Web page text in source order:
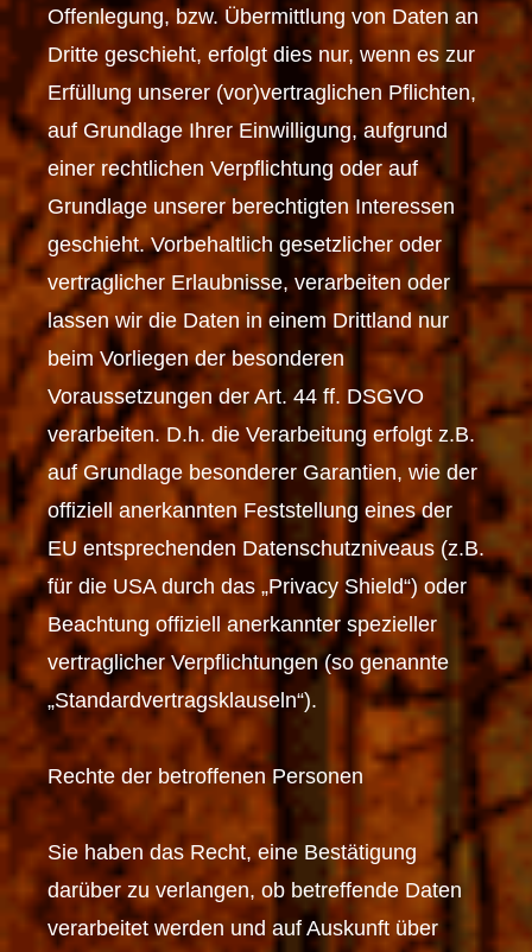
Offenlegung, bzw. Übermittlung von Daten an
Dritte geschieht, erfolgt dies nur, wenn es zur
Erfüllung unserer (vor)vertraglichen Pflichten,
auf Grundlage Ihrer Einwilligung, aufgrund
einer rechtlichen Verpflichtung oder auf
Grundlage unserer berechtigten Interessen
geschieht. Vorbehaltlich gesetzlicher oder
vertraglicher Erlaubnisse, verarbeiten oder
lassen wir die Daten in einem Drittland nur
beim Vorliegen der besonderen
Voraussetzungen der Art. 44 ff. DSGVO
verarbeiten. D.h. die Verarbeitung erfolgt z.B.
auf Grundlage besonderer Garantien, wie der
offiziell anerkannten Feststellung eines der
EU entsprechenden Datenschutzniveaus (z.B.
für die USA durch das „Privacy Shield“) oder
Beachtung offiziell anerkannter spezieller
vertraglicher Verpflichtungen (so genannte
„Standardvertragsklauseln“).
Rechte der betroffenen Personen
Sie haben das Recht, eine Bestätigung
darüber zu verlangen, ob betreffende Daten
verarbeitet werden und auf Auskunft über